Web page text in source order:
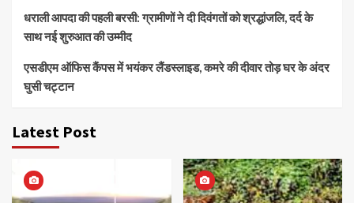
धराली आपदा की पहली बरसी: ग्रामीणों ने दी दिवंगतों को श्रद्धांजलि, दर्द के
साथ नई शुरुआत की उम्मीद
एसडीएम ऑफिस कैंपस में भयंकर लैंडस्लाइड, कमरे की दीवार तोड़ घर के अंदर
घुसी चट्टान
Latest Post